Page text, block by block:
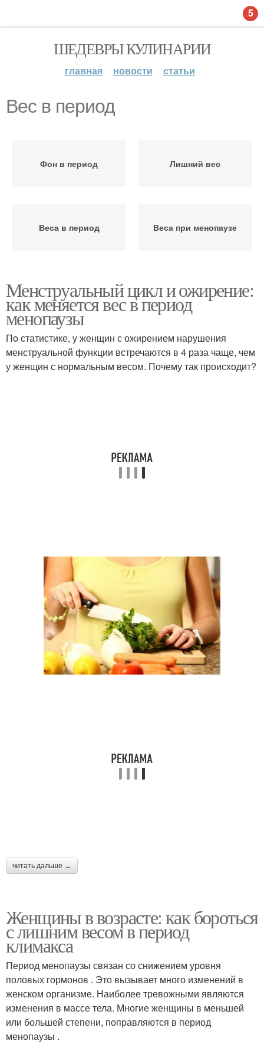
ШЕДЕВРЫ КУЛИНАРИИ
главная новости статьи
Вес в период
Фон в период Лишний вес
Веса в период Веса при менопаузе
Менструальный цикл и ожирение:
как меняется вес в период
менопаузы
По статистике, у женщин с ожирением нарушения
менструальной функции встречаются в 4 раза чаще, чем
у женщин с нормальным весом. Почему так происходит?
читать дальше →
Женщины в возрасте: как бороться
с лишним весом в период
климакса
Период менопаузы связан со снижением уровня
половых гормонов . Это вызывает много изменений в
женском организме. Наиболее тревожными являются
изменения в массе тела. Многие женщины в меньшей
или большей степени, поправляются в период
менопаузы .
5